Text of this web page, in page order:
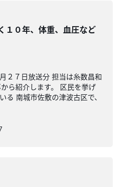
１０年、体重、血圧など
２７日放送分 担当は糸数昌和
ら紹介します。 区民を挙げ
る 南城市佐敷の津波古区で、